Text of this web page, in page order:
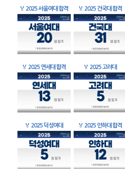
🏅 2025 서울여대 합격 🏅 2025 건국대 합격
🏅 2025 연세대 합격 🏅 2025 고려대
🏅 2025 덕성여대 🏅 2025 인하대 합격